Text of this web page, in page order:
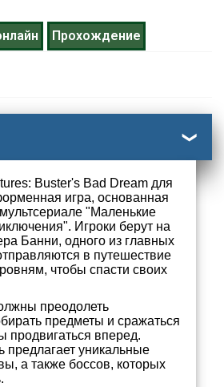
Прохождение
Buster's Bad Dream для
игра, основанная
"Маленькие
Игроки берут на
Банни, одного из главных
в путешествие
чтобы спасти своих
преодолеть
предметы и сражаться
продвигаться вперед.
предлагает уникальные
а также боссов, которых